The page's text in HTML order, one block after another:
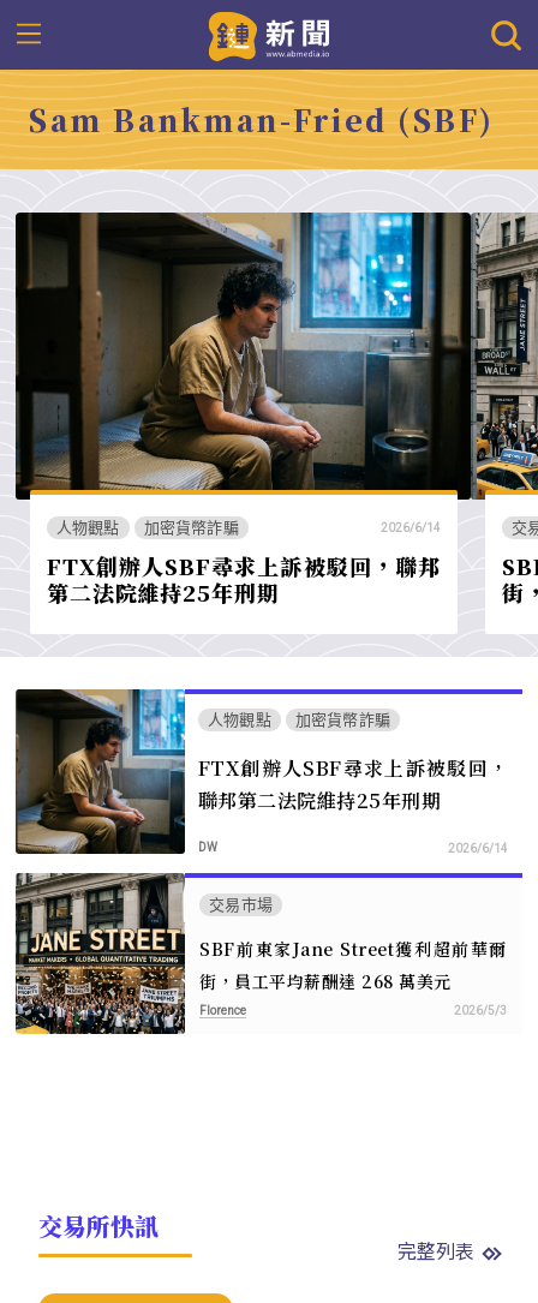
Sam Bankman-Fried (SBF)
人物觀點 加密貨幣詐騙 2026/6/14
FTX創辦人SBF尋求上訴被駁回，聯邦
第二法院維持25年刑期
交
街
人物觀點 加密貨幣詐騙
FTX創辦人SBF尋求上訴被駁回，
聯邦第二法院維持25年刑期
DW 2026/6/14
交易市場
SBF前東家Jane Street獲利超前華爾
街，員工平均薪酬達 268 萬美元
Florence 2026/5/3
交易所快訊
完整列表